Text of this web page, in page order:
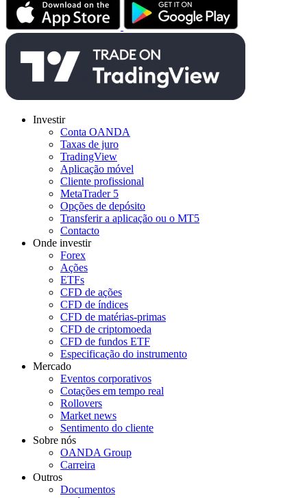
Investir
Conta OANDA
Taxas de juro
TradingView
Aplicação móvel
Cliente profissional
MetaTrader 5
Opções de depósito
Transferir a aplicação ou o MT5
Contacto
Onde investir
Forex
Ações
ETFs
CFD de ações
CFD de índices
CFD de matérias-primas
CFD de criptomoeda
CFD de fundos ETF
Especificação do instrumento
Mercado
Eventos corporativos
Cotações em tempo real
Rollovers
Market news
Sentimento do cliente
Sobre nós
OANDA Group
Carreira
Outros
Documentos